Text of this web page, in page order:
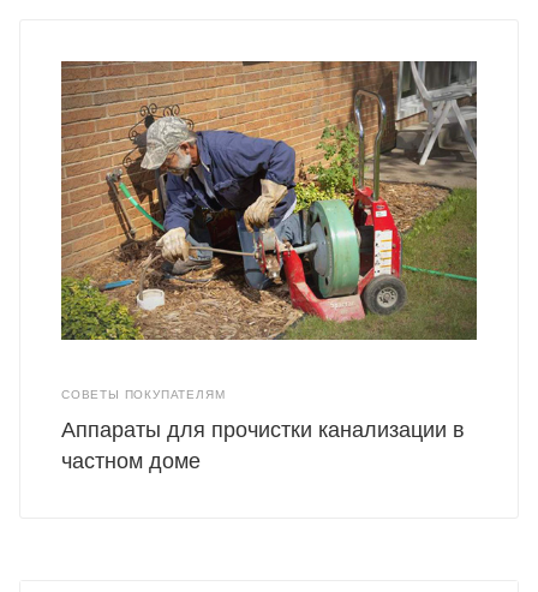
СОВЕТЫ ПОКУПАТЕЛЯМ
Аппараты для прочистки канализации в
частном доме